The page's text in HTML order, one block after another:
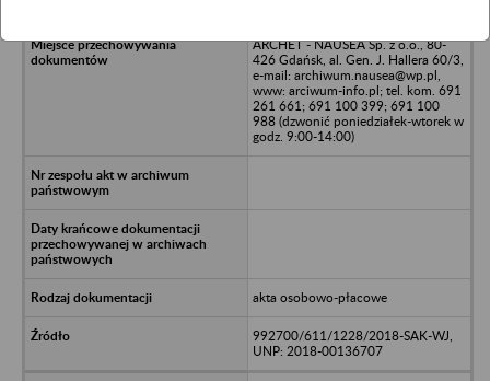
ARCHET - NAUSEA Sp. z o.o., 80-
426 Gdańsk, al. Gen. J. Hallera 60/3,
e-mail: archiwum.nausea@wp.pl,
www: arciwum-info.pl; tel. kom. 691
261 661; 691 100 399; 691 100
988 (dzwonić poniedziałek-wtorek w
godz. 9:00-14:00)
akta osobowo-płacowe
992700/611/1228/2018-SAK-WJ,
UNP: 2018-00136707